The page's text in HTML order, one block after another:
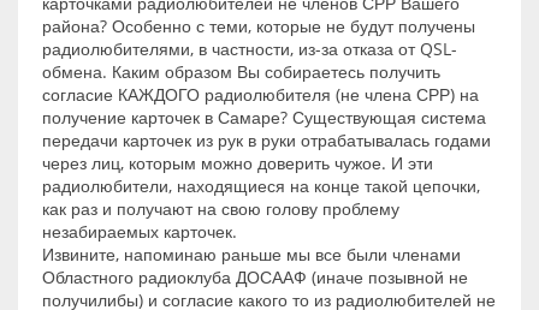
района? Особенно с теми, которые не будут получены
радиолюбителями, в частности, из-за отказа от QSL-
обмена. Каким образом Вы собираетесь получить
согласие КАЖДОГО радиолюбителя (не члена СРР) на
получение карточек в Самаре? Существующая система
передачи карточек из рук в руки отрабатывалась годами
через лиц, которым можно доверить чужое. И эти
радиолюбители, находящиеся на конце такой цепочки,
как раз и получают на свою голову проблему
незабираемых карточек.
Извините, напоминаю раньше мы все были членами
Областного радиоклуба ДОСААФ (иначе позывной не
получилибы) и согласие какого то из радиолюбителей не